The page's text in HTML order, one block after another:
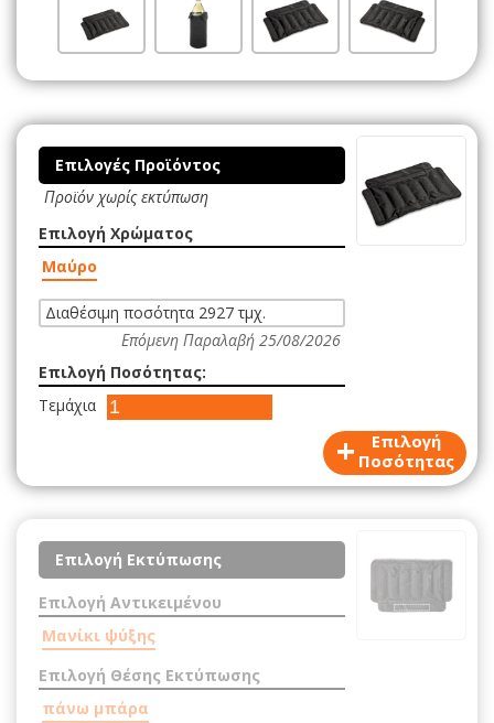
Επιλογές Προϊόντος
Προϊόν χωρίς εκτύπωση
+
Επιλογή
Ποσότητας
Επιλογή Χρώματος
Μαύρο
Διαθέσιμη ποσότητα 2927 τμχ.
Επόμενη Παραλαβή 25/08/2026
Επιλογή Ποσότητας:
Τεμάχια
Επιλογή Εκτύπωσης
Επιλογή Αντικειμένου
Μανίκι ψύξης
Επιλογή Θέσης Εκτύπωσης
πάνω μπάρα